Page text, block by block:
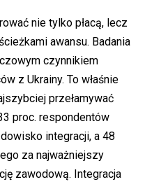
nie tylko płacą, lecz
awansu. Badania
czynnikiem
z Ukrainy. To właśnie
przełamywać
proc. respondentów
integracji, a 48
za najważniejszy
zawodową. Integracja